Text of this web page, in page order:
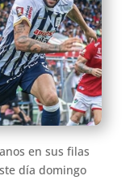
en sus filas
día domingo